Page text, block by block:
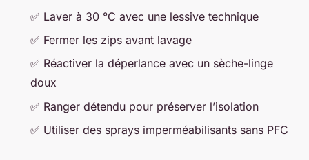
✅ Laver à 30 °C avec une lessive technique
✅ Fermer les zips avant lavage
✅ Réactiver la déperlance avec un sèche-linge
doux
✅ Ranger détendu pour préserver l’isolation
✅ Utiliser des sprays imperméabilisants sans PFC